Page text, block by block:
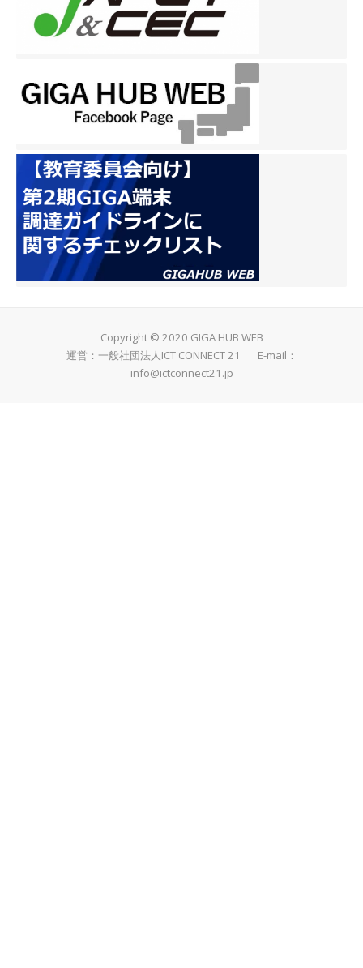
Copyright © 2020 GIGA HUB WEB
運営：一般社団法人ICT CONNECT 21 E-mail：
info@ictconnect21.jp